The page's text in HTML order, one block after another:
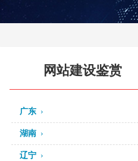
网站建设鉴赏
广东
湖南
辽宁